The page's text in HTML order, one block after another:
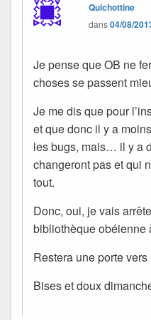
Quichottine
dans04/08/
Je pense que OB ne
choses se passent
Je me dis que pour
et que donc il y a
les bugs, mais… il y a
changeront pas et qui
tout.
Donc, oui, je vais
bibliothèque
Restera une porte
Bises et doux